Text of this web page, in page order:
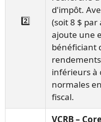
2️⃣
d'impôt.
(soit 8 $ par
ajoute une
bénéficiant
inférieurs à
normales
fiscal.
VCRB –